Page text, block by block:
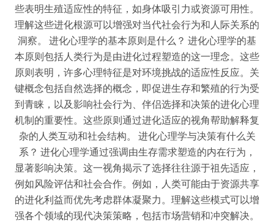
些表明生殖适应性的特征，如身体吸引力或资源可用性。
理解这些进化根源可以增强对当代社会行为和人际关系的
洞察。 进化心理学的基本原则是什么？ 进化心理学的基
本原则包括人类行为是由进化过程塑造的这一理念。这些
原则表明，许多心理特征是对环境挑战的适应性反应。关
键概念包括自然选择的概念，即促进生存和繁殖的行为受
到青睐，以及影响社会行为、伴侣选择和决策的进化心理
机制的重要性。这些原则通过进化适应的视角帮助解释复
杂的人类互动和社会结构。 进化心理学与决策有什么关
系？ 进化心理学通过强调由生存需求塑造的内在行为，
显著影响决策。这一视角揭示了选择往往源于祖先适应，
例如风险评估和社会合作。例如，人类可能由于资源共享
的进化利益而优先考虑群体凝聚力。理解这些模式可以增
强各个领域的现代决策策略，包括市场营销和冲突解决。